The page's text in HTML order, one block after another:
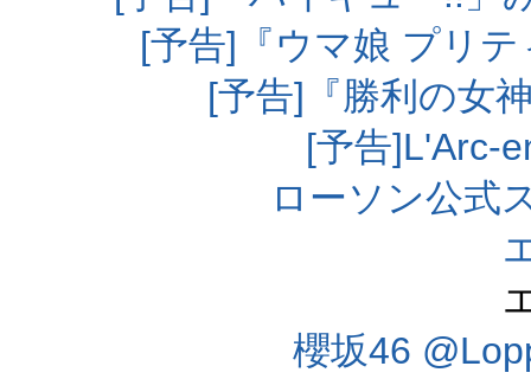
[予告]『ウマ娘 プリ
[予告]『勝利の女
[予告]L'Arc-
ローソン公式
櫻坂46